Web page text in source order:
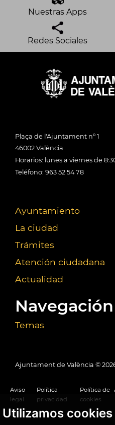
Utilizamos cookies
Nuestras Apps
Redes Sociales
Plaça de l'Ajuntament nº 1
46002 València
Horarios: lunes a viernes de
Teléfono: 963 52 54 78
Ayuntamiento
La ciudad
Trámites
Atención ciudadana
Actualidad
Temas
Ajuntament de València ©
Aviso
legal
Política
privacidad
Política de
cookies